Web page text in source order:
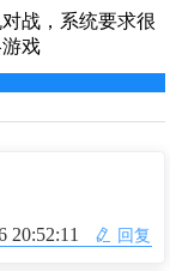
战，系统要求很
戏
20:52:11 回复